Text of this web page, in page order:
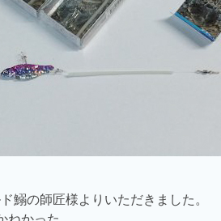
鰯の師匠様よりいただきました。